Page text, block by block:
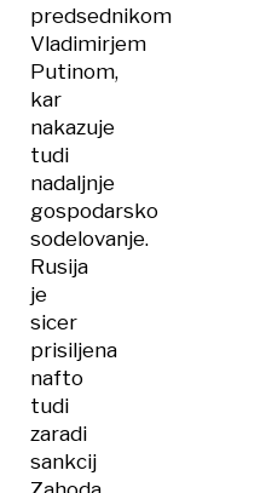
predsednikom
Vladimirjem
Putinom,
kar
nakazuje
tudi
nadaljnje
gospodarsko
sodelovanje.
Rusija
je
sicer
prisiljena
nafto
tudi
zaradi
sankcij